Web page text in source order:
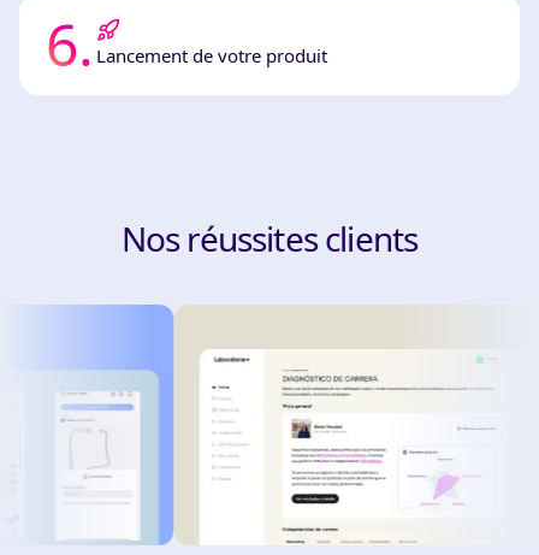
6. Lancement de votre produit
Nos réussites clients